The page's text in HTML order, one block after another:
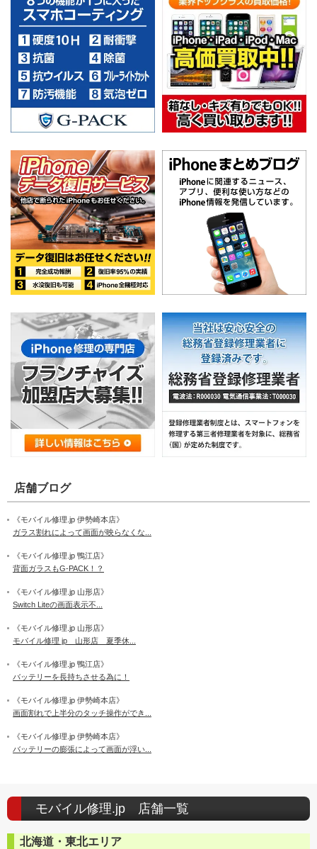
店舗ブログ
《モバイル修理.jp 伊勢崎本店》
ガラス割れによって画面が映らなくな...
《モバイル修理.jp 鴨江店》
背面ガラスもG-PACK！？
《モバイル修理.jp 山形店》
Switch Liteの画面表示不...
《モバイル修理.jp 山形店》
モバイル修理 jp 山形店 夏季休...
《モバイル修理.jp 鴨江店》
バッテリーを長持ちさせる為に！
《モバイル修理.jp 伊勢崎本店》
画面割れで上半分のタッチ操作ができ...
《モバイル修理.jp 伊勢崎本店》
バッテリーの膨張によって画面が浮い...
モバイル修理.jp 店舗一覧
北海道・東北エリア